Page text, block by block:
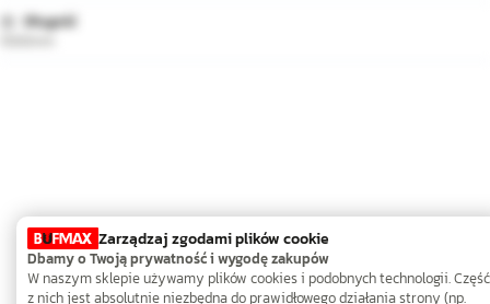
Długość
Zarządzaj zgodami plików cookie
Dbamy o Twoją prywatność i wygodę zakupów
W naszym sklepie używamy plików cookies i podobnych technologii. Część
z nich jest absolutnie niezbędna do prawidłowego działania strony (np.